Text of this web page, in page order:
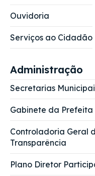
Ouvidoria
Serviços ao Cidadão
Administração
Secretarias
Gabinete da Prefeita
Controladoria Geral
Transparência
Plano Diretor